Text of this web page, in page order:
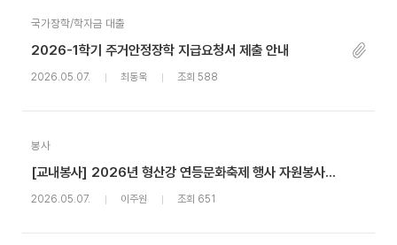
국가장학/학자금 대출
2026-1학기 주거안정장학 지급요청서 제출 안내
2026.05.07. 최동욱 조회 588
봉사
[교내봉사] 2026년 형산강 연등문화축제 행사 자원봉사자 사전교육 안내
2026.05.07. 이주원 조회 651